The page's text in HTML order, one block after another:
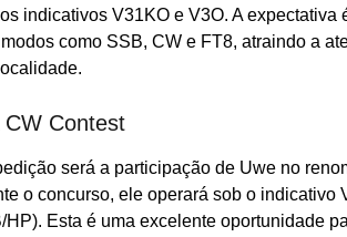
indicativos V31KO e V3O. A
como SSB, CW e FT8, atraindo a
CW Contest
será a participação de Uwe no
o concurso, ele operará sob o
Esta é uma excelente oportunidade